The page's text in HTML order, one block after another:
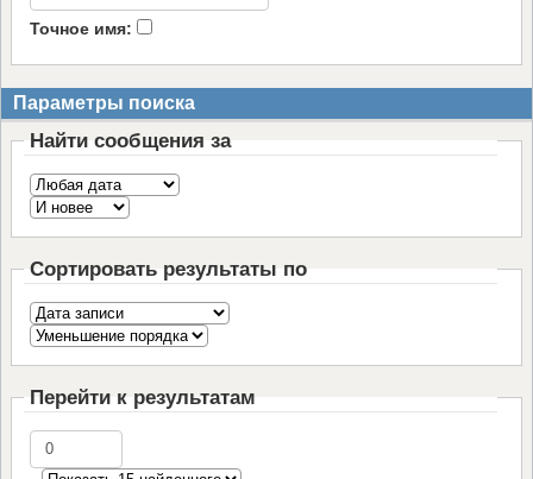
Точное имя:
Параметры поиска
Найти сообщения за
Сортировать результаты по
Перейти к результатам